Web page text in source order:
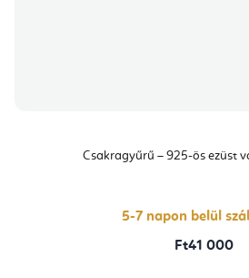
Csakragyűrű – 925-ös ezüst
5-7 napon belül
Ft41 000